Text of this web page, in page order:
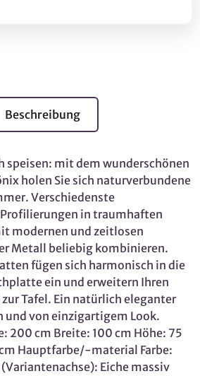
Beschreibung
speisen: mit dem wunderschönen
holen Sie sich naturverbundene
Verschiedenste
in traumhaften
modernen und zeitlosen
Metall beliebig kombinieren.
fügen sich harmonisch in die
ein und erweitern Ihren
Tafel. Ein natürlich eleganter
und von einzigartigem Look.
200 cm Breite: 100 cm Höhe: 75
Hauptfarbe/-material Farbe:
Eiche massiv